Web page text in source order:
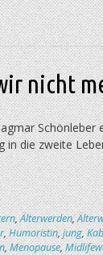
nicht
Schönleber
in die zweite
,Älterwerden,
,Humoristin,jung,
,Menopause,